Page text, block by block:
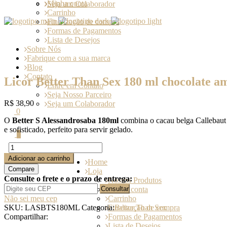
Seja um Colaborador
0
0
Home
Loja
Nossos Produtos
Minha conta
Carrinho
Finalização de compra
Formas de Pagamentos
Minha conta
Carrinho
Finalização de compra
Formas de Pagamentos
Lista de Desejos
Sobre Nós
Fabrique com a sua marca
Blog
Contato
Entre em Contato
Seja Nosso Parceiro
Seja um Colaborador
Licor Better Than Sex 180 ml chocolate
R$ 38,90
O Better S Alessandrosaba 180ml combina o cacau belga
e sofisticado, perfeito para servir gelado.
Licor
Better
Than
Sex
180
ml
chocolate
amargo
e
Adicionar ao carrinho
Compare
Consulte o frete e o prazo de entrega:
Consultar
Não sei meu cep
SKU: LASBTS180ML Categoria:Better Than Sex
Compartilhar: